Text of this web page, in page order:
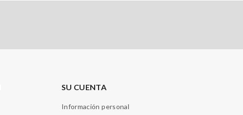
SU CUENTA
Información personal